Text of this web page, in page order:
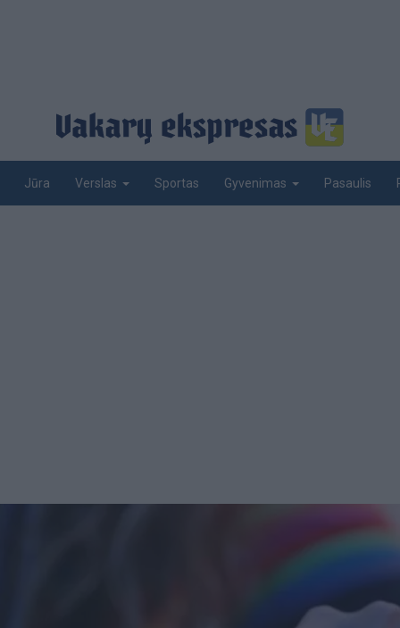
Jūra Verslas Sportas Gyvenimas Pasaulis